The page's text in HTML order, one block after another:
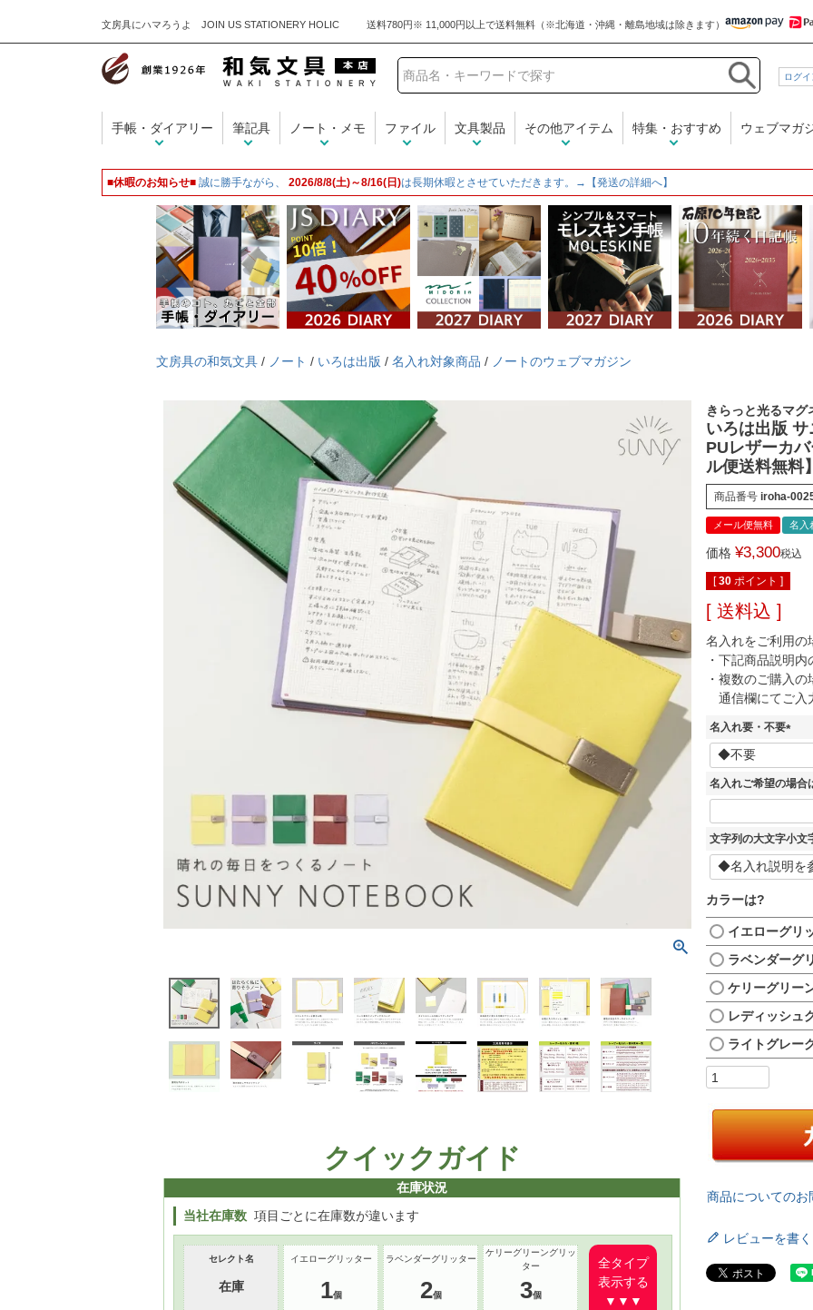
文房具にハマろうよ JOIN US STATIONERY HOLIC
和気文具
ログイ
手帳・ダイアリー 筆記具 ノート・メモ ファイル 文具製品 その他アイテム 特集・おすすめ ウェブマガ
■休暇のお知らせ■ 誠に勝手ながら、 2026/8/8(土)～8/16(日)は長期休暇とさせていただきます。→【発送の詳細へ】
文房具の和気文具 / ノート / いろは出版 / 名入れ対象商品 / ノートのウェブマガジン
クイックガイド
在庫状況
当社在庫数 項目ごとに在庫数が違います
全タイプ
表示する
▼▼▼
セレクト名
在庫
イエローグリッター
1
ラベンダーグリッター
2
ケリーグリーングリッ
ター
3
きらっと光るマ
いろは出版
PUレザーカ
ル便送料無料
商品番号 iroha-
メール便無料 名入
価格 ¥3,300税込
[30 ポイント ]
送料込
名入れをご利用の
・下記商品説明
・複数のご購入
通信欄にてご入
名入れ要・不要
(
須
)
名入れご希望の場合
文字列の大文字小文
カラーは?
イエローグリ
ラベンダーグ
ケリーグリー
レディッシュ
ライトグレー
商品についてのお
レビューを書く